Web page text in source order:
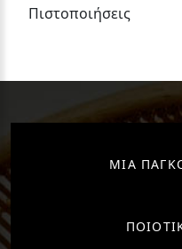
Πιστοποιήσεις
ΜΙΑ